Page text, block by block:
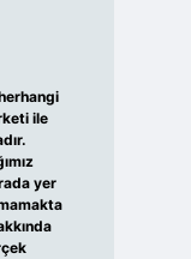
ile
yer